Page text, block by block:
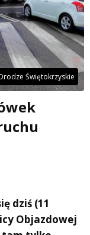
Świętokrzyskie
dziś (11
Objazdowej